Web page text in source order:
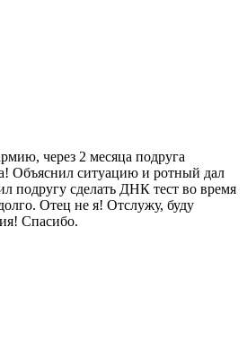
через 2 месяца подруга
Объяснил ситуацию и ротный дал
подругу сделать ДНК тест во время
Отец не я! Отслужу, буду
Спасибо.